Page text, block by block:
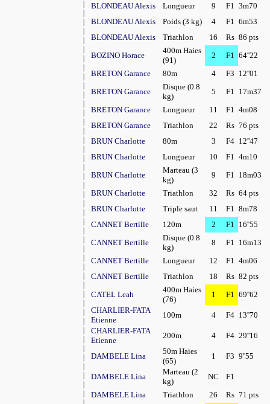
BLONDEAU Alexis
Longueur 9 F1 3m70
BLONDEAU Alexis
Poids (3 kg) 4 F1 6m53
BLONDEAU Alexis
Triathlon 16 Rs 86 pts
BOZINO Horace
400m Haies
(91)
2 F1 64''22
BRETON Garance
80m 4 F3 12''01
BRETON Garance
Disque (0.8
kg)
5 F1 17m37
BRETON Garance
Longueur 11 F1 4m08
BRETON Garance
Triathlon 22 Rs 76 pts
BRUN Charlotte
80m 3 F4 12''47
BRUN Charlotte
Longueur 10 F1 4m10
BRUN Charlotte
Marteau (3
kg)
9 F1 18m03
BRUN Charlotte
Triathlon 32 Rs 64 pts
BRUN Charlotte
Triple saut 11 F1 8m78
CANNET Bertille
120m 2 F1 16''55
CANNET Bertille
Disque (0.8
kg)
8 F1 16m13
CANNET Bertille
Longueur 12 F1 4m06
CANNET Bertille
Triathlon 18 Rs 82 pts
CATEL Leah
400m Haies
(76)
1 F1 69''62
CHARLIER-FATA
Etienne
100m 4 F4 13''70
CHARLIER-FATA
Etienne
200m 4 F4 29''16
DAMBELE Lina
50m Haies
(65)
1 F3 9''55
DAMBELE Lina
Marteau (2
kg)
NC
F1
DAMBELE Lina
Triathlon 26 Rs 71 pts